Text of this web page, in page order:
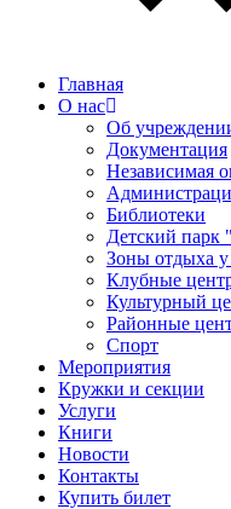
Главная
О нас
Об
Документация
Независимая
Библиотеки
Детский
Зоны отдыха
Клубные
Культурный
Районные
Спорт
Мероприятия
Кружки и секции
Услуги
Книги
Новости
Контакты
Купить билет